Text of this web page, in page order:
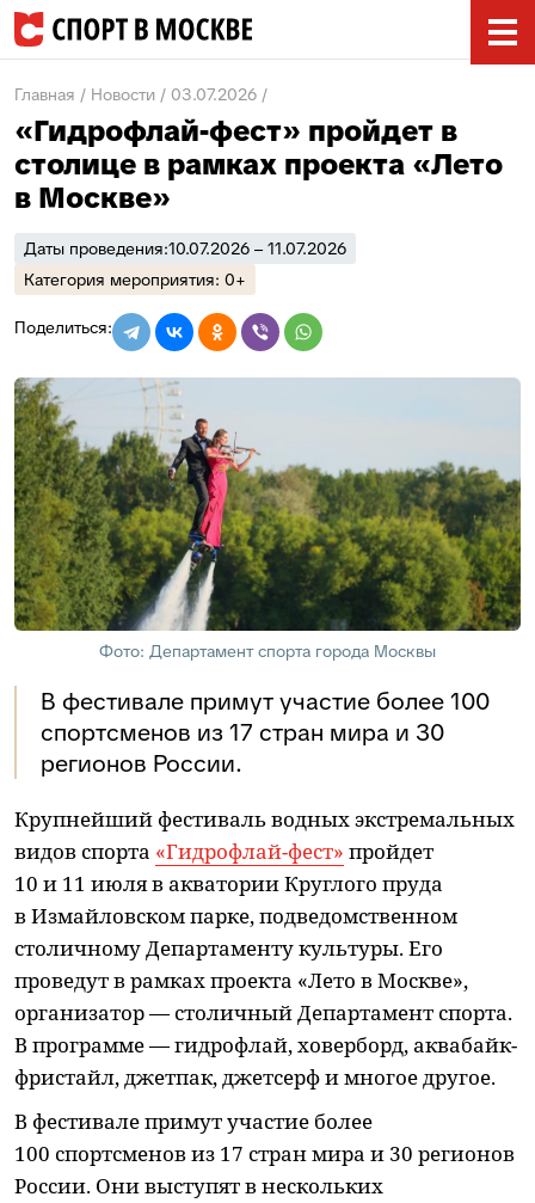
Главная Новости 03.07.2026
«Гидрофлай-фест» пройдет в
столице в рамках проекта «Лето
в Москве»
Даты проведения:10.07.2026 – 11.07.2026
Категория мероприятия: 0+
Фото: Департамент спорта города Москвы
В фестивале примут участие более 100
спортсменов из 17 стран мира и 30
регионов России.
Крупнейший фестиваль водных экстремальных
видов спорта «Гидрофлай-фест» пройдет
10 и 11 июля в акватории Круглого пруда
в Измайловском парке, подведомственном
столичному Департаменту культуры. Его
проведут в рамках проекта «Лето в Москве»,
организатор — столичный Департамент спорта.
В программе — гидрофлай, ховерборд, аквабайк-
фристайл, джетпак, джетсерф и многое другое.
В фестивале примут участие более
100 спортсменов из 17 стран мира и 30 регионов
России. Они выступят в нескольких